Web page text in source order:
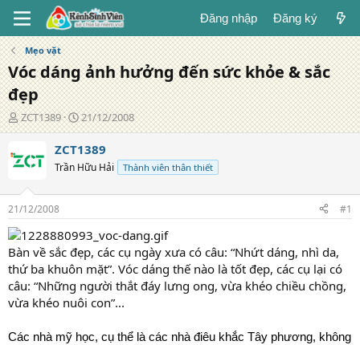
Đăng nhập Đăng ký
Mẹo vặt
Vóc dáng ảnh hưởng đến sức khỏe & sắc
đẹp
T
á
g
ả
ZCT1389
N
g
à
đ
g
21/12/2008
ZCT1389
Trần Hữu Hải Thành viên thân thiết
21/12/2008 #1
Bàn về sắc đẹp, các cụ ngày xưa có câu: “Nhứt dáng, nhì da,
thứ ba khuôn mặt”. Vóc dáng thế nào là tốt đẹp, các cụ lại có
câu: “Những người thắt đáy lưng ong, vừa khéo chiều chồng,
vừa khéo nuôi con”...
Các nhà mỹ học, cụ thể là các nhà điêu khắc Tây phương, không